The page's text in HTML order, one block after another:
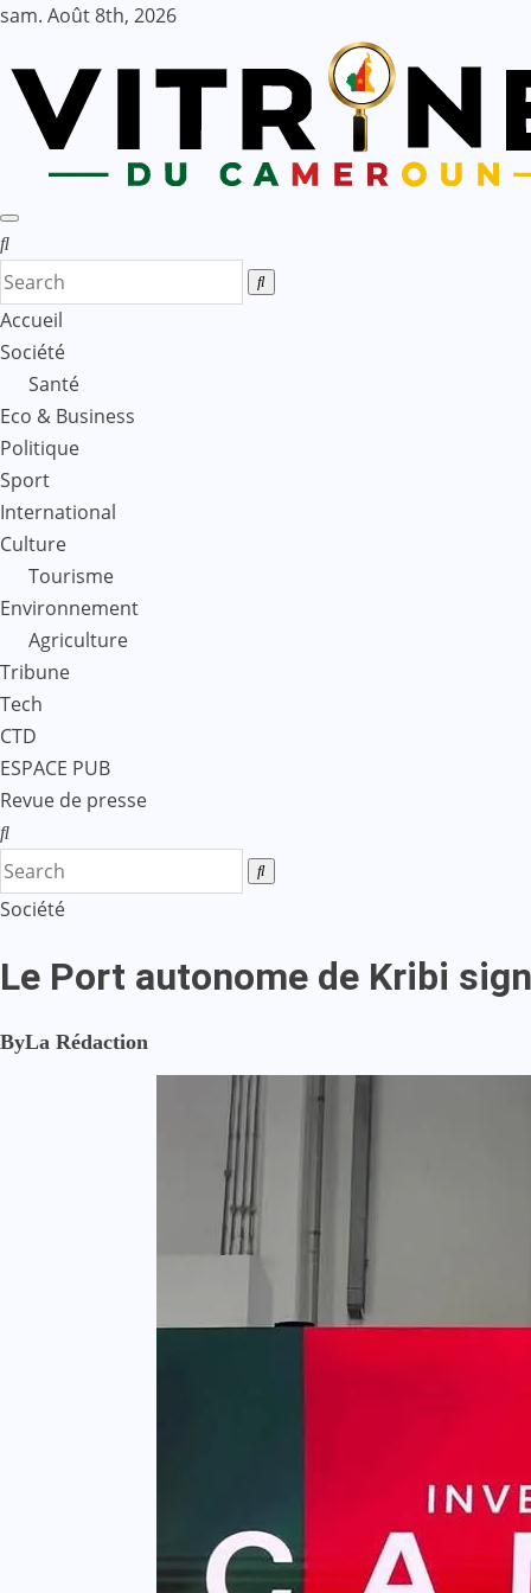
Skip
content
sam. Août 8th, 2026
Accueil
Société
Santé
Eco & Business
Politique
Sport
International
Culture
Tourisme
Environnement
Agriculture
Tribune
Tech
CTD
ESPACE PUB
Revue de presse
Société
Le Port autonome de Kribi
ByLa Rédaction